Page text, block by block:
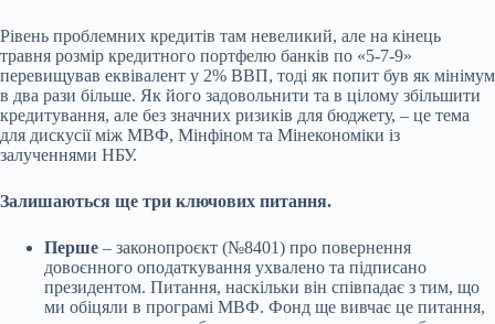
Рівень проблемних кредитів там невеликий, але на кінець
травня розмір кредитного портфелю банків по «5-7-9»
перевищував еквівалент у 2% ВВП, тоді як попит був як мінімум
в два рази більше. Як його задовольнити та в цілому збільшити
кредитування, але без значних ризиків для бюджету, – це тема
для дискусії між МВФ, Мінфіном та Мінекономіки із
залученнями НБУ.
Залишаються ще три ключових питання.
Перше – законопроєкт (№8401) про повернення
довоєнного оподаткування ухвалено та підписано
президентом. Питання, наскільки він співпадає з тим, що
ми обіцяли в програмі МВФ. Фонд ще вивчає це питання,